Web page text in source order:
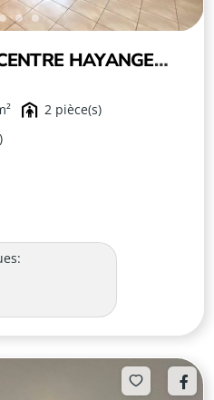
HAYANGE
LOCATIF !
2